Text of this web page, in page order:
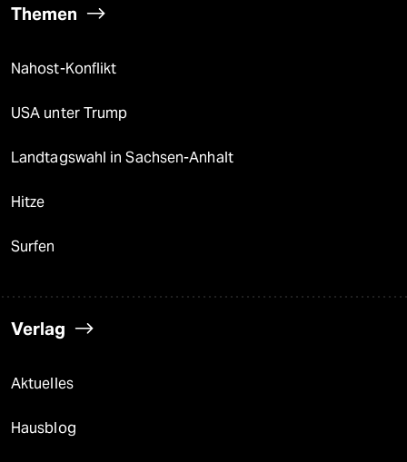
Themen
Nahost-Konflikt
USA unter Trump
Landtagswahl in Sachsen-Anhalt
Hitze
Surfen
Verlag
Aktuelles
Hausblog